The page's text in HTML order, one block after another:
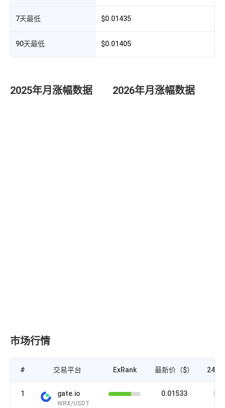
7天最低 $0.01435
90天最低 $0.01405
2025年月涨幅数据 2026年月涨幅数据
市场行情
# 交易平台 ExRank 最新价（$） 24H
1 gate.io
WRX/USDT
0.01533